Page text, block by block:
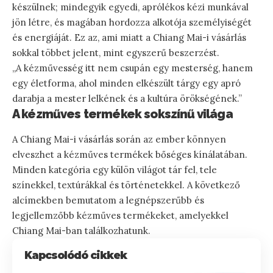
készülnek; mindegyik egyedi, aprólékos kézi munkával
jön létre, és magában hordozza alkotója személyiségét
és energiáját. Ez az, ami miatt a Chiang Mai-i vásárlás
sokkal többet jelent, mint egyszerű beszerzést.
„A kézművesség itt nem csupán egy mesterség, hanem
egy életforma, ahol minden elkészült tárgy egy apró
darabja a mester lelkének és a kultúra örökségének.”
A kézműves termékek sokszínű világa
A Chiang Mai-i vásárlás során az ember könnyen
elveszhet a kézműves termékek bőséges kínálatában.
Minden kategória egy külön világot tár fel, tele
színekkel, textúrákkal és történetekkel. A következő
alcímekben bemutatom a legnépszerűbb és
legjellemzőbb kézműves termékeket, amelyekkel
Chiang Mai-ban találkozhatunk.
Kapcsolódó cikkek